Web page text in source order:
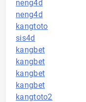
neng4d
neng4d
kangtoto
sis4d
kangbet
kangbet
kangbet
kangbet
kangtoto2